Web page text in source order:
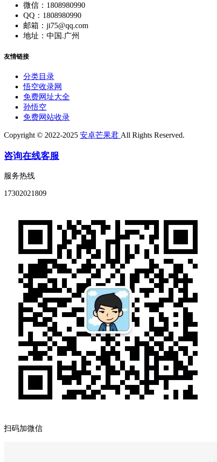
微信：1808980990
QQ：1808980990
邮箱：ji75@qq.com
地址：中国.广州
友情链接
分类目录
悟空收录网
免费网址大全
孙悟空
免费网站收录
Copyright © 2022-2025 安卓芒果君 All Rights Reserved.
咨询在线客服
服务热线
17302021809
扫码加微信